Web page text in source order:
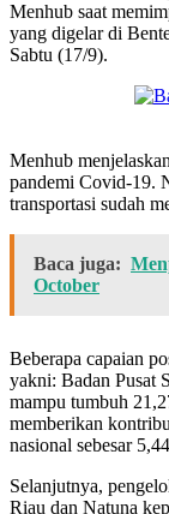
Menhub saat
yang digelar di
Sabtu (17/9).
Menhub
pandemi Covid-19.
transportasi sudah
Baca juga:
October
Beberapa capaian
yakni: Badan Pusat
mampu tumbuh
memberikan
nasional sebesar
Selanjutnya,
Riau dan Natuna